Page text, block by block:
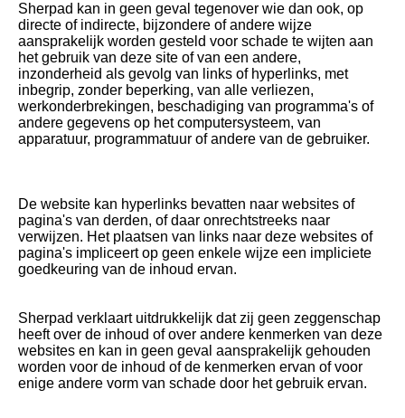
Sherpad kan in geen geval tegenover wie dan ook, op
directe of indirecte, bijzondere of andere wijze
aansprakelijk worden gesteld voor schade te wijten aan
het gebruik van deze site of van een andere,
inzonderheid als gevolg van links of hyperlinks, met
inbegrip, zonder beperking, van alle verliezen,
werkonderbrekingen, beschadiging van programma's of
andere gegevens op het computersysteem, van
apparatuur, programmatuur of andere van de gebruiker.
De website kan hyperlinks bevatten naar websites of
pagina's van derden, of daar onrechtstreeks naar
verwijzen. Het plaatsen van links naar deze websites of
pagina's impliceert op geen enkele wijze een impliciete
goedkeuring van de inhoud ervan.
Sherpad verklaart uitdrukkelijk dat zij geen zeggenschap
heeft over de inhoud of over andere kenmerken van deze
websites en kan in geen geval aansprakelijk gehouden
worden voor de inhoud of de kenmerken ervan of voor
enige andere vorm van schade door het gebruik ervan.